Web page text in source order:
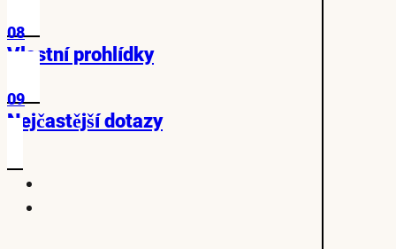
08
Vlastní prohlídky
09
Nejčastější dotazy